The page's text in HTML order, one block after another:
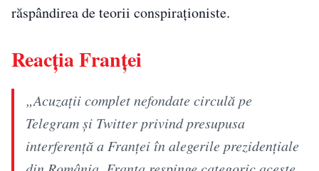
răspândirea de teorii conspiraţioniste.
Reacția Franței
„Acuzații complet nefondate circulă pe
Telegram și Twitter privind presupusa
interferență a Franței în alegerile prezidențiale